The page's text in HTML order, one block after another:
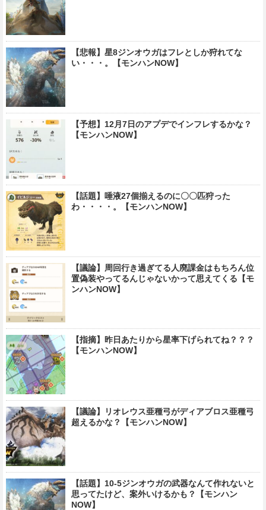
【悲報】星8ジンオウガはフレとしか狩れてな
い・・・。【モンハンNOW】
【予想】12月7日のアプデでインフレするかな？
【モンハンNOW】
【話題】唾液27個揃えるのに〇〇匹狩った
わ・・・・。【モンハンNOW】
【議論】周回行き過ぎてる人廃課金はもちろん位
置偽装やってるんじゃないかって思えてくる【モ
ンハンNOW】
【指摘】昨日あたりから星率下げられてね？？？
【モンハンNOW】
【議論】リオレウス亜種弓がディアブロス亜種弓
超えるかな？【モンハンNOW】
【話題】10-5ジンオウガの武器なんて作れないと
思ってたけど、案外いけるかも？【モンハン
NOW】